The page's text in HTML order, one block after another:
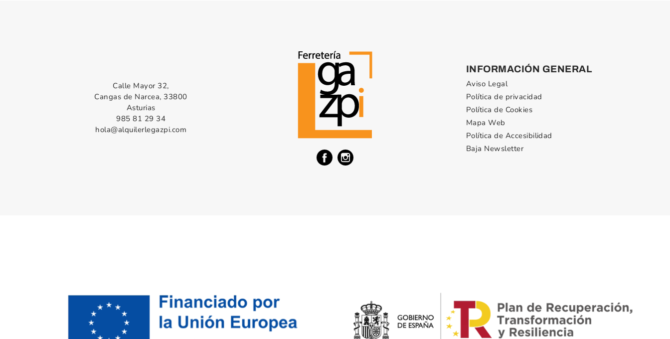
Calle Mayor 32,
Cangas de Narcea, 33800
Asturias
985 81 29 34
hola@alquilerlegazpi.com
INFORMACIÓN GENERAL
Aviso Legal
Política de privacidad
Política de Cookies
Mapa Web
Política de Accesibilidad
Baja Newsletter